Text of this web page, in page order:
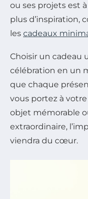
ou ses projets est
plus d’inspiration,
les cadeaux
Choisir un cadeau
célébration en un
que chaque
vous portez à
objet mémorable
extraordinaire,
viendra du cœur.